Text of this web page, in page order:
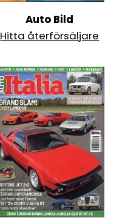
Auto Bild
Hitta återförsäljare